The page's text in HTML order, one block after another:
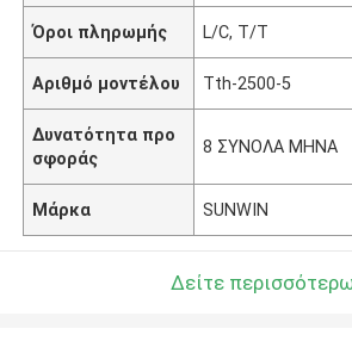
Όροι πληρωμής L/C, T/T
Αριθμό μοντέλου Tth-2500-5
Δυνατότητα προ
σφοράς
8 ΣΥΝΟΛΑ ΜΗΝΑ
Μάρκα SUNWIN
Δείτε